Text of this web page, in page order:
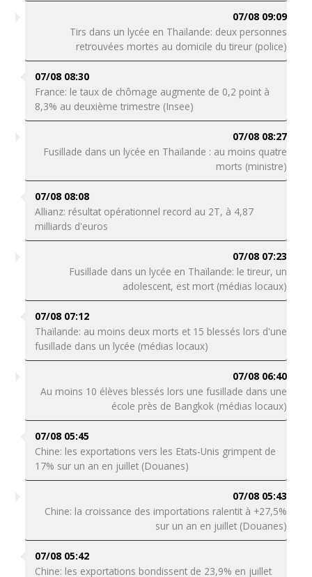
07/08 09:09
Tirs dans un lycée en Thaïlande: deux personnes
retrouvées mortes au domicile du tireur (police)
07/08 08:30
France: le taux de chômage augmente de 0,2 point à
8,3% au deuxième trimestre (Insee)
07/08 08:27
Fusillade dans un lycée en Thaïlande : au moins quatre
morts (ministre)
07/08 08:08
Allianz: résultat opérationnel record au 2T, à 4,87
milliards d'euros
07/08 07:23
Fusillade dans un lycée en Thaïlande: le tireur, un
adolescent, est mort (médias locaux)
07/08 07:12
Thaïlande: au moins deux morts et 15 blessés lors d'une
fusillade dans un lycée (médias locaux)
07/08 06:40
Au moins 10 élèves blessés lors une fusillade dans une
école près de Bangkok (médias locaux)
07/08 05:45
Chine: les exportations vers les Etats-Unis grimpent de
17% sur un an en juillet (Douanes)
07/08 05:43
Chine: la croissance des importations ralentit à +27,5%
sur un an en juillet (Douanes)
07/08 05:42
Chine: les exportations bondissent de 23,9% en juillet